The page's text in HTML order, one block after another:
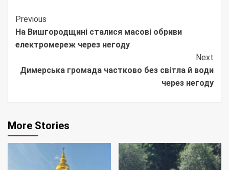
Continue
Reading
Previous
На Вишгородщині сталися масові обриви
електромереж через негоду
Next
Димерська громада частково без світла й води
через негоду
More Stories